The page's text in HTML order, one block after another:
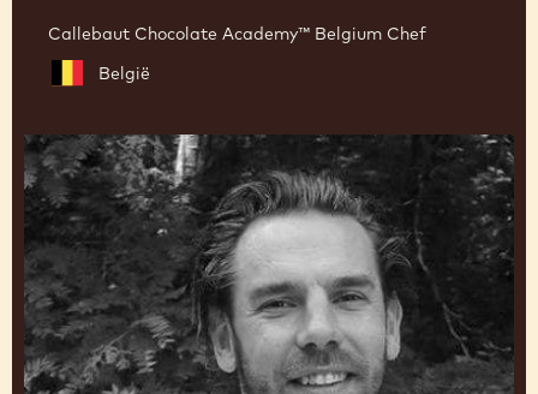
DRIES DELANGHE
Callebaut Chocolate Academy™ Belgium Chef
België